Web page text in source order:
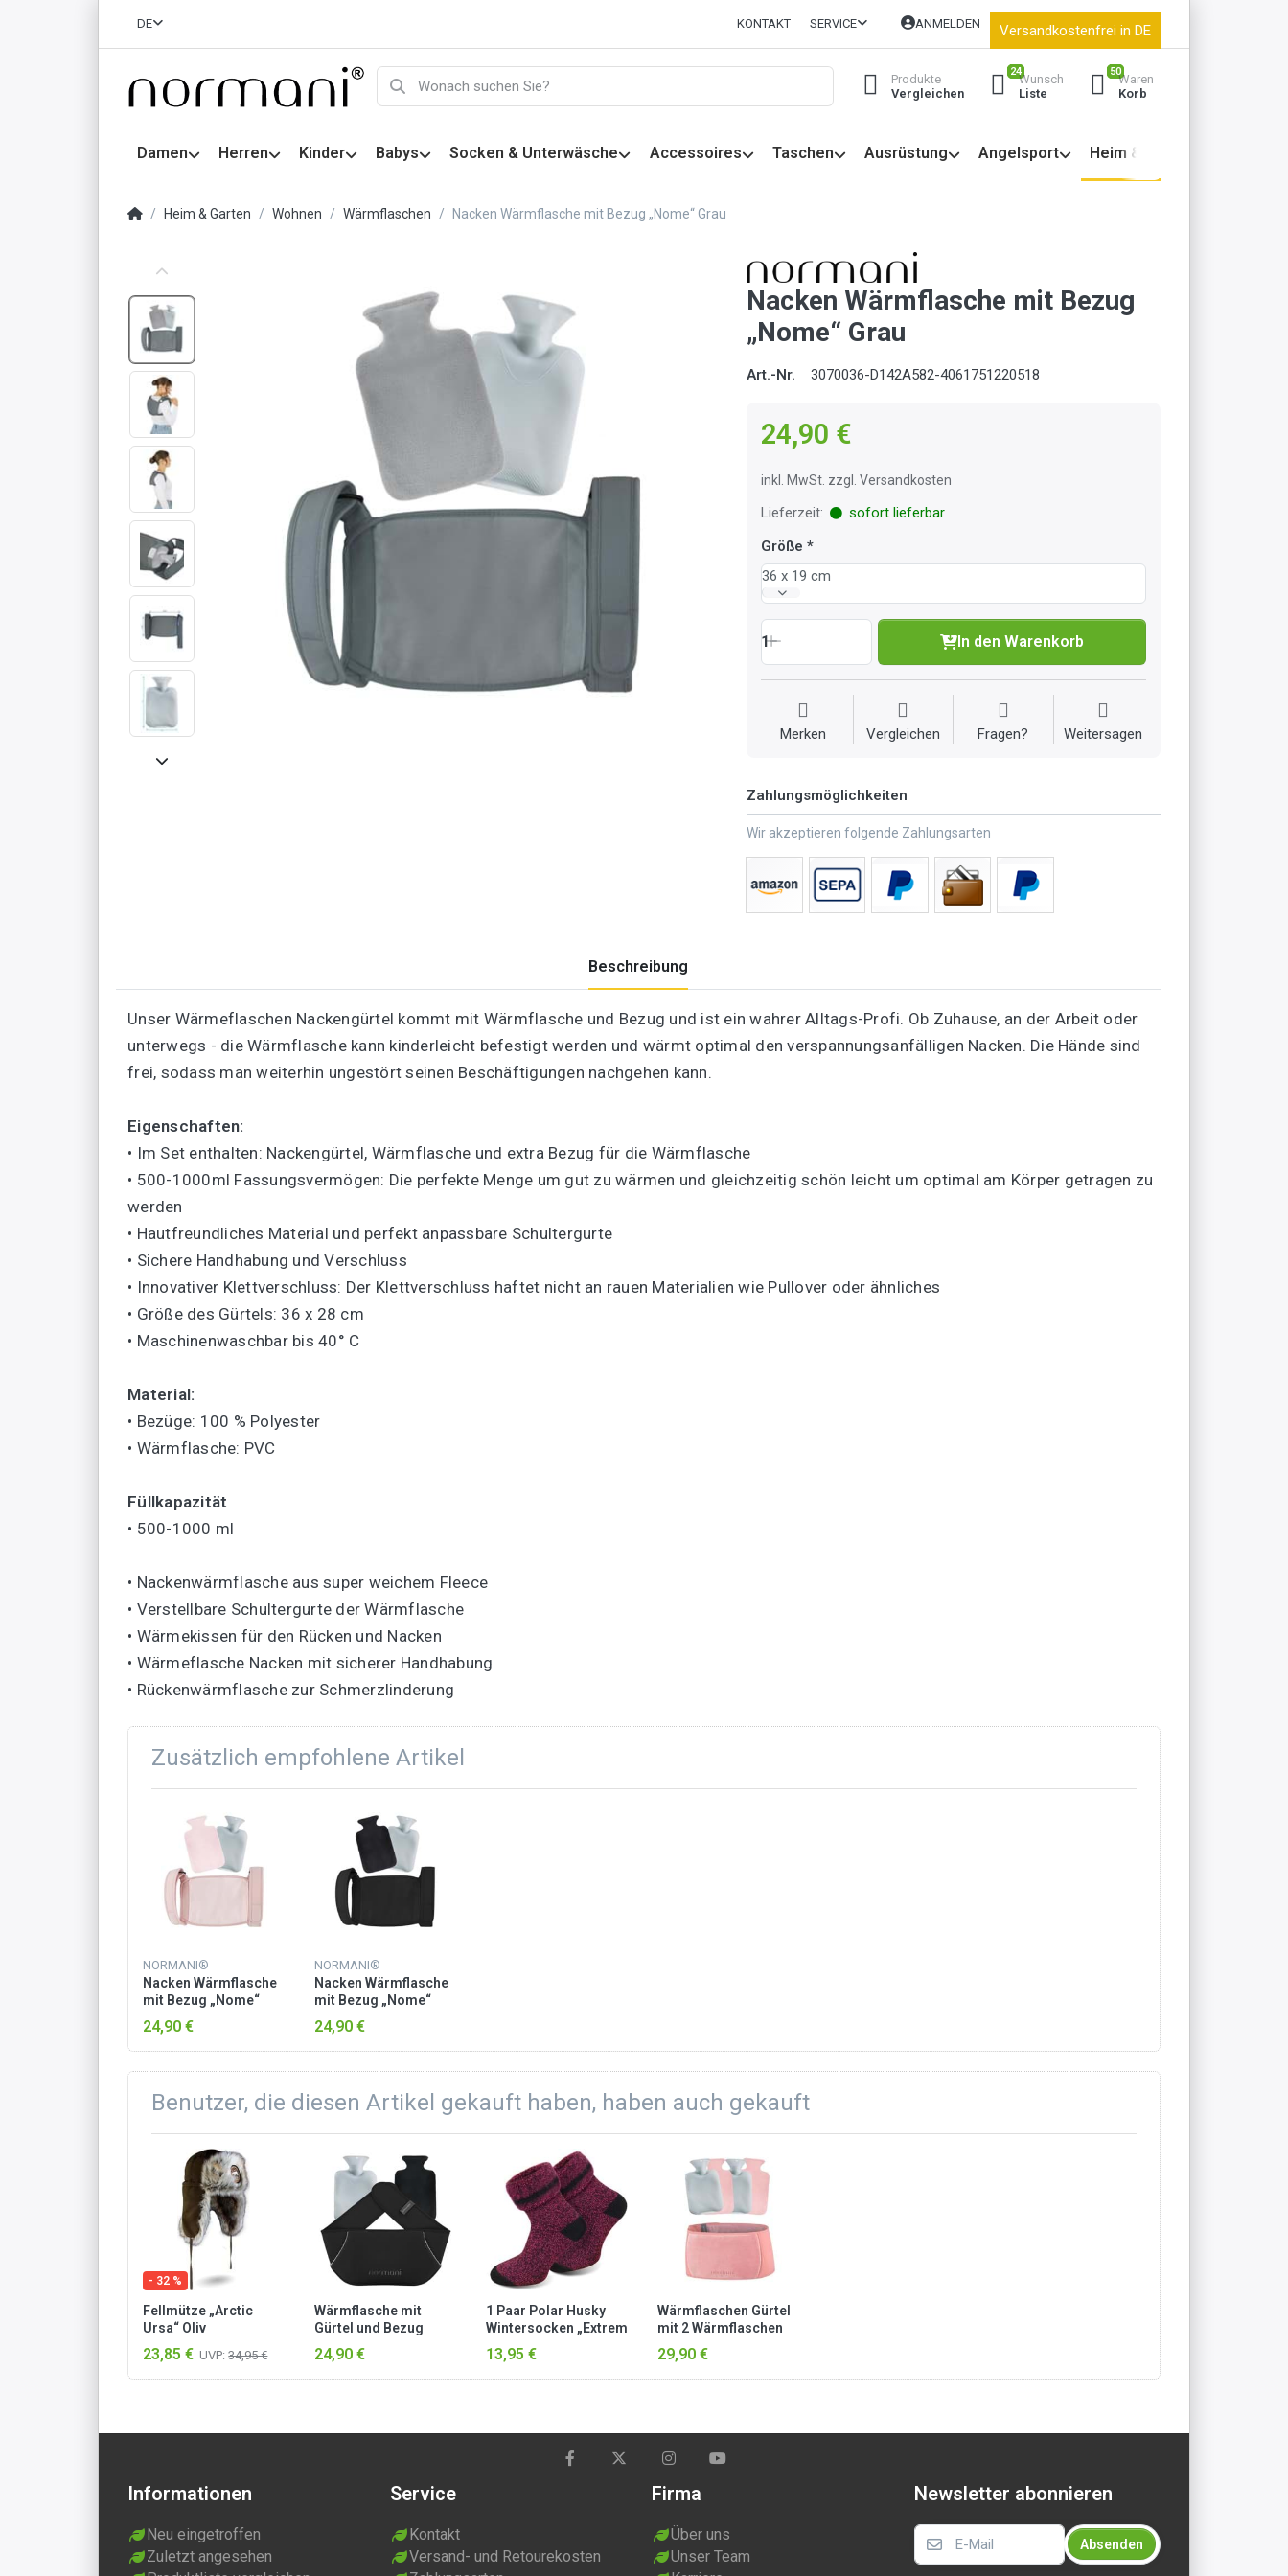
DE KONTAKT SERVICE ANMELDEN Versandkostenfrei in DE
Produkte
Vergleichen
24
Wunsch
Liste
50
Waren
Korb
Damen Herren Kinder Babys Socken & Unterwäsche Accessoires Taschen Ausrüstung Angelsport Heim & Garten
Heim & Garten Wohnen Wärmflaschen Nacken Wärmflasche mit Bezug „Nome“ Grau
Nacken Wärmflasche mit Bezug
„Nome“ Grau
Art.-Nr. 3070036-D142A582-4061751220518
24,90 €
inkl. MwSt. zzgl. Versandkosten
Lieferzeit:
sofort lieferbar
Größe
36 x 19 cm
1 In den Warenkorb
Merken Vergleichen Fragen? Weitersagen
Zahlungsmöglichkeiten
Wir akzeptieren folgende Zahlungsarten
Beschreibung
Unser Wärmeflaschen Nackengürtel kommt mit Wärmflasche und Bezug und ist ein wahrer Alltags-Profi. Ob Zuhause, an der Arbeit oder
unterwegs - die Wärmflasche kann kinderleicht befestigt werden und wärmt optimal den verspannungsanfälligen Nacken. Die Hände sind
frei, sodass man weiterhin ungestört seinen Beschäftigungen nachgehen kann.
Eigenschaften:
• Im Set enthalten: Nackengürtel, Wärmflasche und extra Bezug für die Wärmflasche
• 500-1000ml Fassungsvermögen: Die perfekte Menge um gut zu wärmen und gleichzeitig schön leicht um optimal am Körper getragen zu
werden
• Hautfreundliches Material und perfekt anpassbare Schultergurte
• Sichere Handhabung und Verschluss
• Innovativer Klettverschluss: Der Klettverschluss haftet nicht an rauen Materialien wie Pullover oder ähnliches
• Größe des Gürtels: 36 x 28 cm
• Maschinenwaschbar bis 40° C
Material:
• Bezüge: 100 % Polyester
• Wärmflasche: PVC
Füllkapazität
• 500-1000 ml
• Nackenwärmflasche aus super weichem Fleece
• Verstellbare Schultergurte der Wärmflasche
• Wärmekissen für den Rücken und Nacken
• Wärmeflasche Nacken mit sicherer Handhabung
• Rückenwärmflasche zur Schmerzlinderung
Zusätzlich empfohlene Artikel
NORMANI®
Nacken Wärmflasche
mit Bezug „Nome“
Rosa
24,90 €
NORMANI®
Nacken Wärmflasche
mit Bezug „Nome“
Schwarz
24,90 €
Benutzer, die diesen Artikel gekauft haben, haben auch gekauft
- 32 %
Fellmütze „Arctic
Ursa“ Oliv
23,85 € UVP: 34,95 €
Wärmflasche mit
Gürtel und Bezug
„Nikiski“ Schwarz
24,90 €
1 Paar Polar Husky
Wintersocken „Extrem
Hot“ Pink meliert
13,95 €
Wärmflaschen Gürtel
mit 2 Wärmflaschen
„Newtok“ Rosa
29,90 €
Informationen
Neu eingetroffen
Zuletzt angesehen
Service
Kontakt
Versand- und Retourekosten
Firma
Über uns
Unser Team
Newsletter abonnieren
Absenden